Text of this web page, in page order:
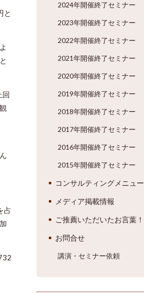
と
回
占
2024年開催終了セミナー
2023年開催終了セミナー
2022年開催終了セミナー
2021年開催終了セミナー
2020年開催終了セミナー
2019年開催終了セミナー
2018年開催終了セミナー
2017年開催終了セミナー
2016年開催終了セミナー
2015年開催終了セミナー
コンサルティングメニュー
メディア掲載情報
ご推薦いただいたお言葉！
お問合せ
講演・セミナー依頼